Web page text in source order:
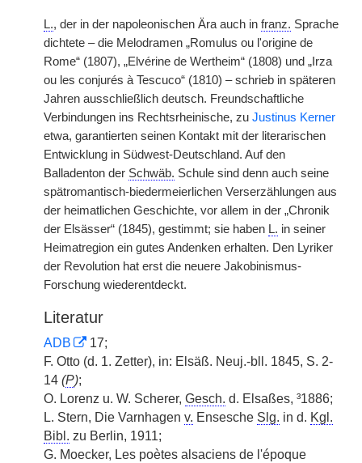
L., der in der napoleonischen Ära auch in franz. Sprache
dichtete – die Melodramen „Romulus ou l'origine de
Rome“ (1807), „Elvérine de Wertheim“ (1808) und „Irza
ou les conjurés à Tescuco“ (1810) – schrieb in späteren
Jahren ausschließlich deutsch. Freundschaftliche
Verbindungen ins Rechtsrheinische, zu Justinus Kerner
etwa, garantierten seinen Kontakt mit der literarischen
Entwicklung in Südwest-Deutschland. Auf den
Balladenton der Schwäb. Schule sind denn auch seine
spätromantisch-biedermeierlichen Verserzählungen aus
der heimatlichen Geschichte, vor allem in der „Chronik
der Elsässer“ (1845), gestimmt; sie haben L. in seiner
Heimatregion ein gutes Andenken erhalten. Den Lyriker
der Revolution hat erst die neuere Jakobinismus-
Forschung wiederentdeckt.
Literatur
ADB
17;
F. Otto (d. 1. Zetter), in: Elsäß. Neuj.-bll. 1845, S. 2-
14 (P);
O. Lorenz u. W. Scherer, Gesch. d. Elsaßes, ³1886;
L. Stern, Die Varnhagen v. Ensesche Slg. in d. Kgl.
Bibl. zu Berlin, 1911;
G. Moecker, Les poètes alsaciens de l'époque